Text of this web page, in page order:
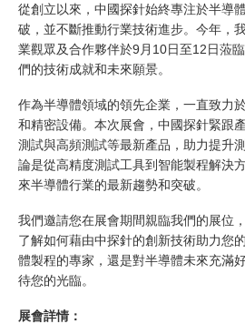
從創立以來，中國探針始終專注於半導
破，並不斷推動行業技術進步。今年，
業觀眾及合作夥伴於9月10日至12日蒞
們的技術成就和未來願景。
作為半導體領域的領先企業，一直致力
和精密設備。本次展會，中國探針緊跟
測試與高頻測試等最新產品，助力提升
論是從高精度測試工具到智能製程解決
來半導體行業的最新趨勢和突破。
我們邀請您在展會期間親臨我們的展位
了解如何藉由中探針的創新技術助力您
體製程的專家，還是對半導體未來充滿
待您的光臨。
展會詳情：